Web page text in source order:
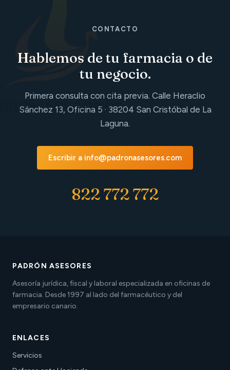
CONTACTO
Hablemos de tu farmacia o de
tu negocio.
Primera consulta con cita previa. Calle Heraclio
Sánchez 13, Oficina 5 · 38204 San Cristóbal de La
Laguna.
Escribir a info@padronasesores.com
822 772 772
PADRÓN ASESORES
Asesoría jurídica, fiscal y laboral especializada en oficinas de
farmacia. Desde 1997 al lado del farmacéutico y del
empresario canario.
ENLACES
Servicios